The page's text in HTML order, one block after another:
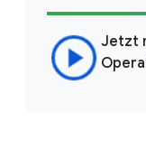
Jetzt